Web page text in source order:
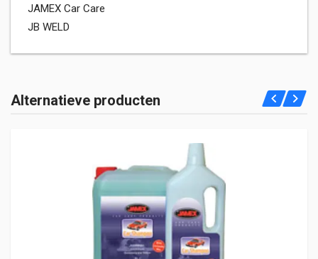
JAMEX Car Care
JB WELD
Alternatieve producten